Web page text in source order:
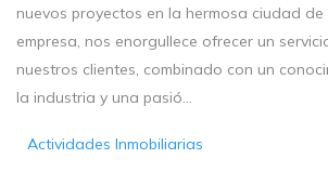
nuevos proyectos en la hermosa ciudad de
empresa, nos enorgullece ofrecer un
nuestros clientes, combinado con un
la industria y una pasió...
Actividades Inmobiliarias